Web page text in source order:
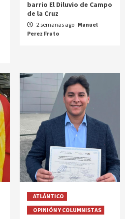
barrio El Diluvio de Campo
de la Cruz
2 semanas ago Manuel
Perez Fruto
ATLÁNTICO
OPINIÓN Y COLUMNISTAS